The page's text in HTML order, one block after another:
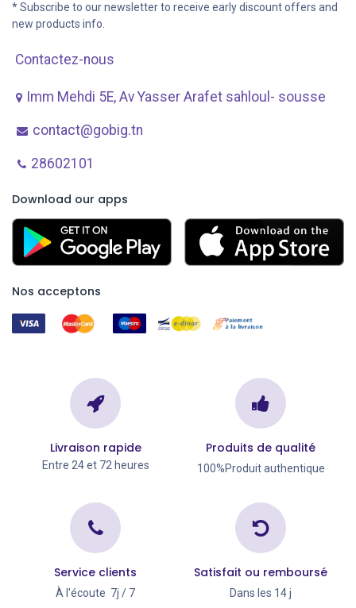
* Subscribe to our newsletter to receive early discount offers and
new products info.
Contactez-nous
Imm Mehdi 5E, Av ​Yasser Arafet sahloul- sousse
contact@gobig.tn
28602101
Download our apps
Nos acceptons
Livraison rapide
Entre 24 et 72 heures
Produits de qualité
100%Produit authentique
Service clients
À l'écoute 7j / 7
Satisfait ou remboursé
Dans les 14 j